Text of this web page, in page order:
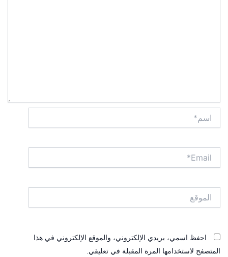
احفظ اسمي، بريدي الإلكتروني، والموقع الإلكتروني في هذا
المتصفح لاستخدامها المرة المقبلة في تعليقي.